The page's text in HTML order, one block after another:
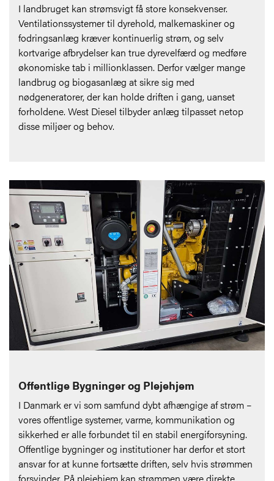
I landbruget kan strømsvigt få store konsekvenser.
Ventilationssystemer til dyrehold, malkemaskiner og
fodringsanlæg kræver kontinuerlig strøm, og selv
kortvarige afbrydelser kan true dyrevelfærd og medføre
økonomiske tab i millionklassen. Derfor vælger mange
landbrug og biogasanlæg at sikre sig med
nødgeneratorer, der kan holde driften i gang, uanset
forholdene. West Diesel tilbyder anlæg tilpasset netop
disse miljøer og behov.
Offentlige Bygninger og Plejehjem
I Danmark er vi som samfund dybt afhængige af strøm –
vores offentlige systemer, varme, kommunikation og
sikkerhed er alle forbundet til en stabil energiforsyning.
Offentlige bygninger og institutioner har derfor et stort
ansvar for at kunne fortsætte driften, selv hvis strømmen